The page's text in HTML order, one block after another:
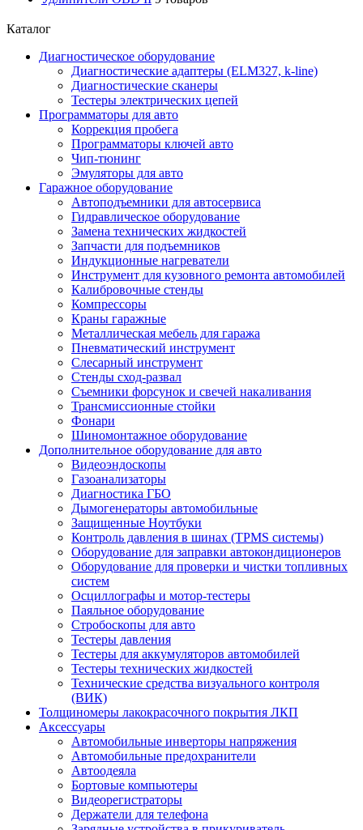
Каталог
Диагностическое оборудование
Диагностические адаптеры (ELM327, k-line)
Диагностические сканеры
Тестеры электрических цепей
Программаторы для авто
Коррекция пробега
Программаторы ключей авто
Чип-тюнинг
Эмуляторы для авто
Гаражное оборудование
Автоподъемники для автосервиса
Гидравлическое оборудование
Замена технических жидкостей
Запчасти для подъемников
Индукционные нагреватели
Инструмент для кузовного ремонта автомобилей
Калибровочные стенды
Компрессоры
Краны гаражные
Металлическая мебель для гаража
Пневматический инструмент
Слесарный инструмент
Стенды сход-развал
Съемники форсунок и свечей накаливания
Трансмиссионные стойки
Фонари
Шиномонтажное оборудование
Дополнительное оборудование для авто
Видеоэндоскопы
Газоанализаторы
Диагностика ГБО
Дымогенераторы автомобильные
Защищенные Ноутбуки
Контроль давления в шинах (TPMS системы)
Оборудование для заправки автокондиционеров
Оборудование для проверки и чистки топливных
систем
Осциллографы и мотор-тестеры
Паяльное оборудование
Стробоскопы для авто
Тестеры давления
Тестеры для аккумуляторов автомобилей
Тестеры технических жидкостей
Технические средства визуального контроля
(ВИК)
Толщиномеры лакокрасочного покрытия ЛКП
Аксессуары
Автомобильные инверторы напряжения
Автомобильные предохранители
Автоодеяла
Бортовые компьютеры
Видеорегистраторы
Держатели для телефона